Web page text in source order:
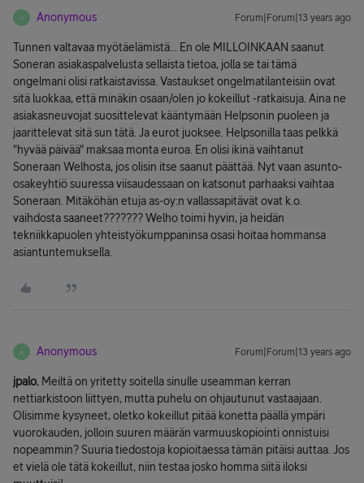
A Anonymous Forum|Forum|13 years ago
Tunnen valtavaa myötäelämistä... En ole MILLOINKAAN saanut
Soneran asiakaspalvelusta sellaista tietoa, jolla se tai tämä
ongelmani olisi ratkaistavissa. Vastaukset ongelmatilanteisiin ovat
sitä luokkaa, että minäkin osaan/olen jo kokeillut -ratkaisuja. Aina ne
asiakasneuvojat suosittelevat kääntymään Helpsonin puoleen ja
jaarittelevat sitä sun tätä. Ja eurot juoksee. Helpsonilla taas pelkkä
"hyvää päivää" maksaa monta euroa. En olisi ikinä vaihtanut
Soneraan Welhosta, jos olisin itse saanut päättää. Nyt vaan asunto-
osakeyhtiö suuressa viisaudessaan on katsonut parhaaksi vaihtaa
Soneraan. Mitäköhän etuja as-oy:n vallassapitävät ovat k.o.
vaihdosta saaneet??????? Welho toimi hyvin, ja heidän
tekniikkapuolen yhteistyökumppaninsa osasi hoitaa hommansa
asiantuntemuksella.
A Anonymous Forum|Forum|13 years ago
jpalo, Meiltä on yritetty soitella sinulle useamman kerran
nettiarkistoon liittyen, mutta puhelu on ohjautunut vastaajaan.
Olisimme kysyneet, oletko kokeillut pitää konetta päällä ympäri
vuorokauden, jolloin suuren määrän varmuuskopiointi onnistuisi
nopeammin? Suuria tiedostoja kopioitaessa tämän pitäisi auttaa. Jos
et vielä ole tätä kokeillut, niin testaa josko homma siitä iloksi